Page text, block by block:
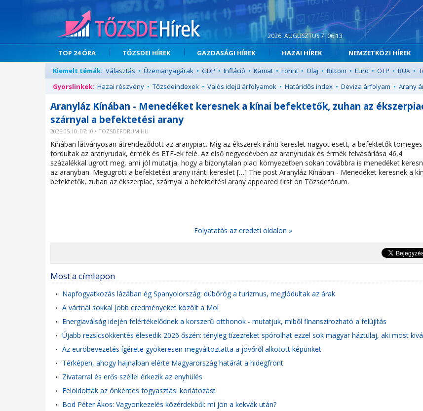
2026. AUGUSZTUS 7. 06:13
TOP 24 ÓRA TŐZSDEI HÍREK GAZDASÁGI HÍREK HAZAI HÍREK NEMZETKÖZI HÍREK
Kiemelt témák: Választás • Üzemanyagárak • GDP • Infláció • Kamat • Forint • Olaj • Bitcoin • Euro • OTP • BUX •
Gyorslinkek: Hazai részvény • Tőzsdeindexek • Valós idejű árfolyamok • Határidős index • Deviza árfolyam • Arany
Aranyláz Kínában - Menedéket keresnek a kínai befektetők, zuhan az
szárnyal a befektetési arany
2026.05.10. 07:10 • TOZSDEFORUM.HU
Kínában látványosan átrendeződött az aranypiac. Míg az ékszerek iránti kereslet nagyot esett, a befektetők
fordultak az aranyrudak, érmék és ETF-ek felé. Az első negyedévben az aranyrudak és érmék felvásárlása 46,4
százalékkal ugrott meg, ami jól mutatja, hogy a bizonytalan piaci környezetben sokan továbbra is menedéket
az aranyban. Megugrott a befektetési arany iránti kereslet […] The post Aranyláz Kínában - Menedéket keresnek a
befektetők, zuhan az ékszerpiac, szárnyal a befektetési arany appeared first on Tőzsdefórum.
Folyatatás az eredeti oldalon »
Most a címlapon
• Napfogyatkozás lázában ég Spanyolország: dübörög a turizmus, meglódultak az árak
• A vártnál sokkal jobb eredményeket közölt a Mol
• Energiaválság idején felértékelődnek a korszerű otthonok - mutatjuk, miből finanszírozható a felújítás
• Újabb rezsicsökkentés élesedik 2026 őszén: tényleg tízezreket spórolhat ezzel sok magyar háztulaj, aki most
• Az euróbevezetés ígérete gyökeresen megváltoztatta a jövőről alkotott képünket
• Térképen, ahogy hajnalban elérte Magyarország határát a hidegfront
• Zivatarral és erős széllel érkezik az enyhülés
• Feloldották az önkéntes fogyasztási korlátozást
• Bod Péter Ákos: Vagyonkezelés közérdekből: mi jön a kekvák után?